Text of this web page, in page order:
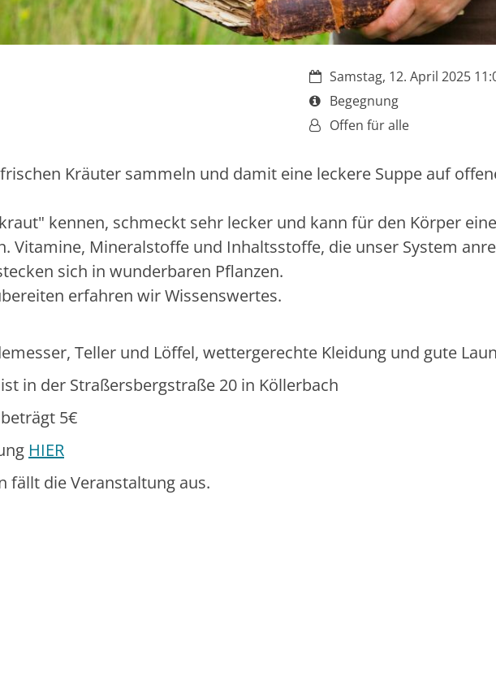
Datum:
Samstag, 12. April 2025
Art bzw. Nummer:
Begegnung
Von:Offen für alle
Kräuter sammeln und damit eine leckere Suppe auf
kennen, schmeckt sehr lecker und kann für den Körper
Vitamine, Mineralstoffe und Inhaltsstoffe, die unser System
sich in wunderbaren Pflanzen.
erfahren wir Wissenswertes.
Teller und Löffel, wettergerechte Kleidung und gute
in der Straßersbergstraße 20 in Köllerbach
5€
HIER
fällt die Veranstaltung aus.